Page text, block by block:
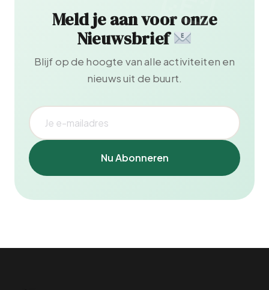
Meld je aan voor onze
Nieuwsbrief
Blijf op de hoogte van alle activiteiten en
nieuws uit de buurt.
Nu Abonneren